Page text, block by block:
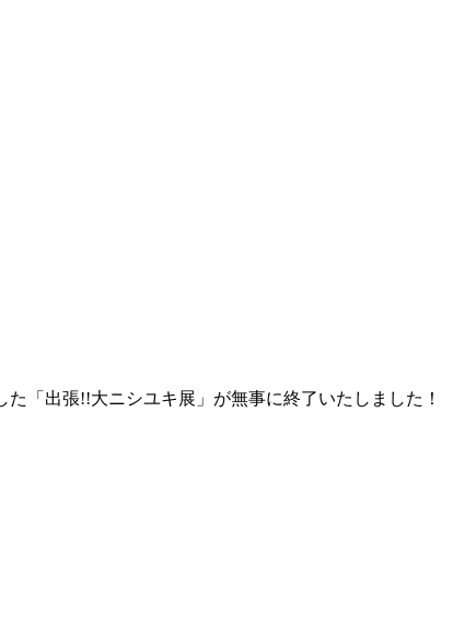
「出張!!大ニシユキ展」が無事に終了いたしました！